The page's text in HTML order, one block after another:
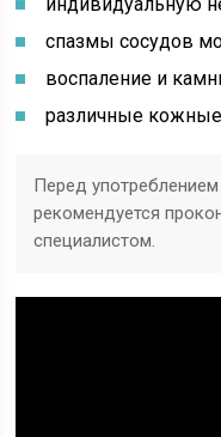
спазмы сосудов
воспаление и
различные кожные
Перед
рекомендуется
специалистом.